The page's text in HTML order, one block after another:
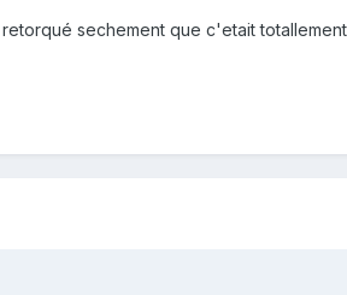
sechement que c'etait